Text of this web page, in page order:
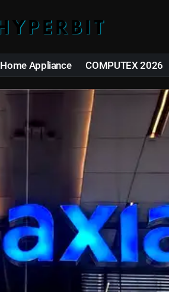
Home Appliance COMPUTEX 2026